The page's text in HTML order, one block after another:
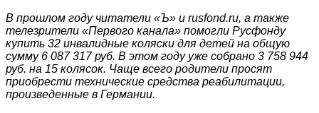
В прошлом году читатели «Ъ» и rusfond.ru, а также
телезрители «Первого канала» помогли Русфонду
купить 32 инвалидные коляски для детей на общую
сумму 6 087 317 руб. В этом году уже собрано 3 758 944
руб. на 15 колясок. Чаще всего родители просят
приобрести технические средства реабилитации,
произведенные в Германии.